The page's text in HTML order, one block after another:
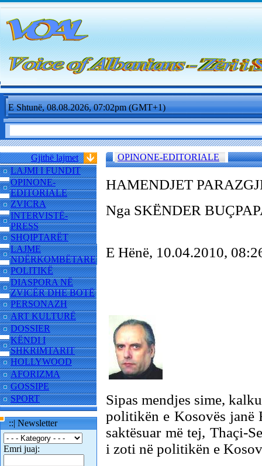
E Shtunë, 08.08.2026, 07:02pm (GMT+1)
Gjithë lajmet
LAJMI I FUNDIT
OPINONE-
EDITORIALE
ZVICRA
INTERVISTË-
PRESS
SHQIPTARËT
LAJME
NDËRKOMBËTARE
POLITIKË
DIASPORA NË
ZVICËR DHE BOTË
PERSONAZH
ART KULTURË
DOSSIER
KËNDI I
SHKRIMTARIT
HOLLYWOOD
AFORIZMA
GOSSIPE
SPORT
::| Newsletter
Emri juaj:
OPINONE-EDITORIALE
HAMENDJET
Nga SKËNDER BU
E Hënë, 10.04.2010,
Sipas mendjes sime,
politikën e Kosovës janë
saktësuar më tej, Thaçi-
i zoti në politikën e